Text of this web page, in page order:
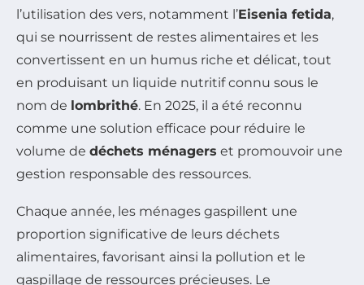
l’utilisation des vers, notamment l’Eisenia fetida,
qui se nourrissent de restes alimentaires et les
convertissent en un humus riche et délicat, tout
en produisant un liquide nutritif connu sous le
nom de lombrithé. En 2025, il a été reconnu
comme une solution efficace pour réduire le
volume de déchets ménagers et promouvoir une
gestion responsable des ressources.
Chaque année, les ménages gaspillent une
proportion significative de leurs déchets
alimentaires, favorisant ainsi la pollution et le
gaspillage de ressources précieuses. Le